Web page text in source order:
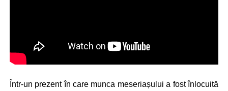
Într-un prezent în care munca meseriașului a fost înlocuită